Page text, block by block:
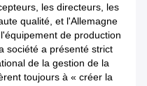
les directeurs, les
qualité, et l'Allemagne
de production
société a présenté strict
de la gestion de la
toujours à « créer la